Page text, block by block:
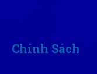
số 1 luôn
Chính Sách